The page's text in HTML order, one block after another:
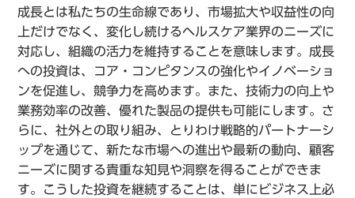
成長とは私たちの生命線であり、市場拡大や収益性の向
上だけでなく、変化し続けるヘルスケア業界のニーズに
対応し、組織の活力を維持することを意味します。成長
への投資は、コア・コンピタンスの強化やイノベーショ
ンを促進し、競争力を高めます。また、技術力の向上や
業務効率の改善、優れた製品の提供も可能にします。さ
らに、社外との取り組み、とりわけ戦略的パートナーシ
ップを通じて、新たな市場への進出や最新の動向、顧客
ニーズに関する貴重な知見や洞察を得ることができま
す。こうした投資を継続することは、単にビジネス上必